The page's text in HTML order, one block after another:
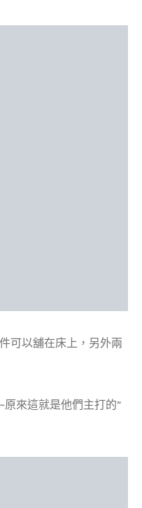
可以舖在床上，另外兩
原來這就是他們主打的”